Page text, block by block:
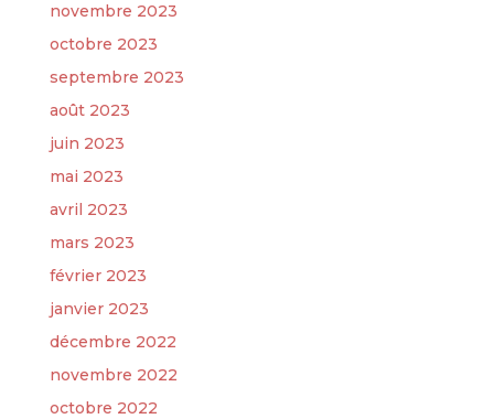
novembre 2023
octobre 2023
septembre 2023
août 2023
juin 2023
mai 2023
avril 2023
mars 2023
février 2023
janvier 2023
décembre 2022
novembre 2022
octobre 2022